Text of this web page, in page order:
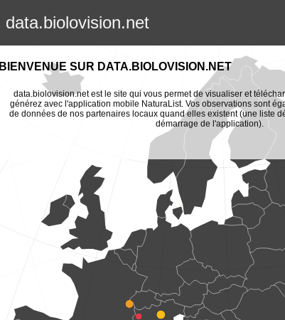
data.biolovision.net
BIENVENUE SUR DATA.BIOLOVISION.NET
data.biolovision.net est le site qui vous permet de visualiser et
générez avec l'application mobile NaturaList. Vos observations sont
de données de nos partenaires locaux quand elles existent (une liste
démarrage de l'application).